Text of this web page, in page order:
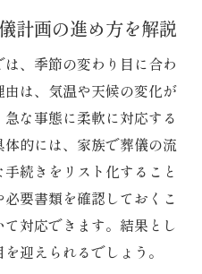
た家族の心構えと準備
葬儀準備のポイント
した葬儀準備ガイド
を考えた葬儀準備方法
きる準備のコツを紹介
ておきたい手続きの流
計画の進め方を解説
、季節の変わり目に合わ
は、気温や天候の変化が
な事態に柔軟に対応する
的には、家族で葬儀の流
続きをリスト化すること
要書類を確認しておくこ
対応できます。結果とし
迎えられるでしょう。